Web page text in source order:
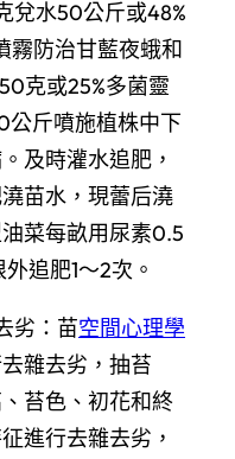
兌水50公斤或48%
霧防治甘藍夜蛾和
克或25%多菌靈
公斤噴施植株中下
及時灌水追肥，
苗水，現蕾后澆
菜每畝用尿素0.5
追肥1～2次。
劣：苗空間心理學
雜去劣，抽苔
苔色、初花和終
進行去雜去劣，